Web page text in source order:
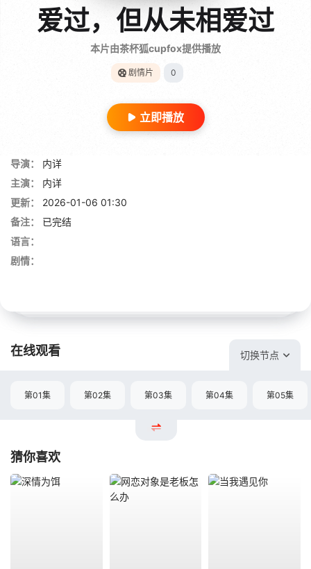
爱过，但从未相爱过
本片由茶杯狐cupfox提供播放
剧情片 0
立即播放
导演：
内详
主演：
内详
更新：
2026-01-06 01:30
备注：
已完结
语言：
剧情：
在线观看 切换节点
第01集 第02集 第03集 第04集 第05集
猜你喜欢